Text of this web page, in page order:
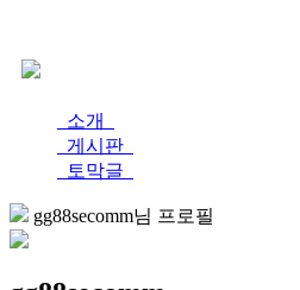
소개
게시판
토막글
gg88secomm님 프로필